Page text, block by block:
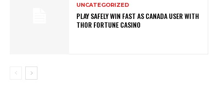
UNCATEGORIZED
PLAY SAFELY WIN FAST AS CANADA USER WITH
THOR FORTUNE CASINO